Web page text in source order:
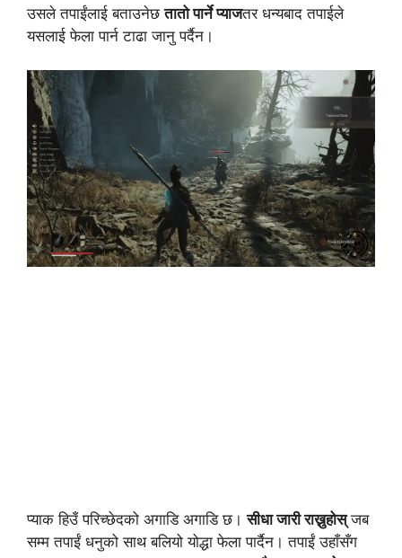
उसले तपाईंलाई बताउनेछतातो पार्ने प्याजतर धन्यबाद तपाईले
यसलाई फेला पार्न टाढा जानु पर्दैन।
प्याक हिउँ परिच्छेदको अगाडि अगाडि छ।सीधा जारी राख्नुहोस्जब
सम्म तपाईं धनुको साथ बलियो योद्धा फेला पार्दैन। तपाईं उहाँसँग